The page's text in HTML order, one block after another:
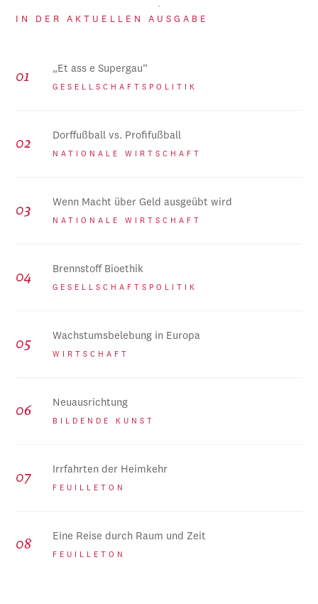
IN DER AKTUELLEN AUSGABE
„Et ass e Supergau“
GESELLSCHAFTSPOLITIK
Dorffußball vs. Profifußball
NATIONALE WIRTSCHAFT
Wenn Macht über Geld ausgeübt wird
NATIONALE WIRTSCHAFT
Brennstoff Bioethik
GESELLSCHAFTSPOLITIK
Wachstumsbelebung in Europa
WIRTSCHAFT
Neuausrichtung
BILDENDE KUNST
Irrfahrten der Heimkehr
FEUILLETON
Eine Reise durch Raum und Zeit
FEUILLETON